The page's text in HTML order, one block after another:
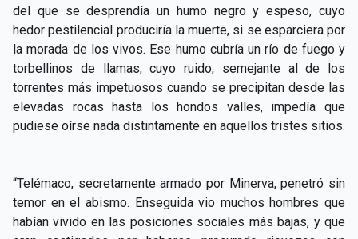
del que se desprendía un humo negro y espeso, cuyo
hedor pestilencial produciría la muerte, si se esparciera por
la morada de los vivos. Ese humo cubría un río de fuego y
torbellinos de llamas, cuyo ruido, semejante al de los
torrentes más impetuosos cuando se precipitan desde las
elevadas rocas hasta los hondos valles, impedía que
pudiese oírse nada distintamente en aquellos tristes sitios.
“Telémaco, secretamente armado por Minerva, penetró sin
temor en el abismo. Enseguida vio muchos hombres que
habían vivido en las posiciones sociales más bajas, y que